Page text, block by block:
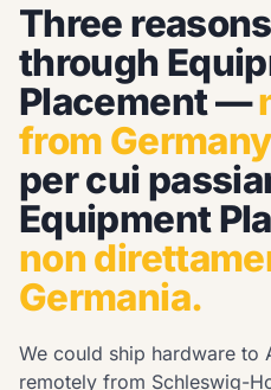
Three
through
Placement —
from
per cui
Equipment
non
Germania.
We could ship hardware to
remotely from Schleswig-